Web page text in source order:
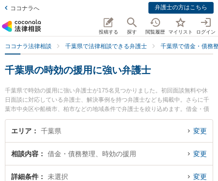
ココナラへ 弁護士の方はこちら
投稿する 探す 閲覧履歴 マイリスト ログイン
ココナラ法律相談 千葉県で法律相談できる弁護士 千葉県で借金・債務
千葉県の時効の援用に強い弁護士
千葉県で時効の援用に強い弁護士が175名見つかりました。初回面談無料や休
日面談に対応している弁護士、解決事例を持つ弁護士なども掲載中。さらに千
葉市中央区や船橋市、柏市などの地域条件で弁護士を絞り込めます。借金・債
務整理に関係する消費者金融の債務整理やクレジット会社の債務整理、リボ払
いの債務整理等の細かな分野での絞り込み検索もでき便利です。特に弁護士法
情報や弁護士費用、強みなどが注目されています。『千葉県で土日や夜間に発
生した時効の援用のトラブルを今すぐに弁護士に相談したい』『時効の援用の
トラブル解決の実績豊富な近くの弁護士を検索したい』『初回相談無料で時効
エリア 千葉県 変更
相談内容 借金・債務整理、時効の援用 変更
詳細条件 未選択 変更